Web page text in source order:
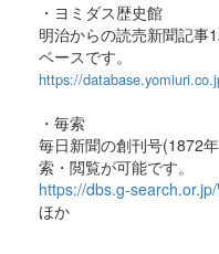
・ヨミダス歴史館
明治からの読売新聞記事
ベースです。
https://
・毎索
毎日新聞の創刊号(1872
索・閲覧が可能です。
https://dbs.g-
ほか